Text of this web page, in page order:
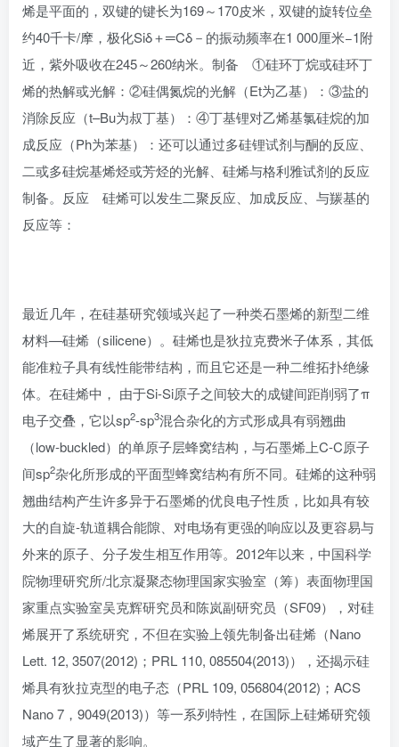
烯是平面的，双键的键长为169～170皮米 ，双键的旋转位垒
约40千卡/摩，极化Siδ＋═Cδ－的振动频率在1 000厘米−1附
近，紫外吸收在245～260纳米。制备 ①硅环丁烷或硅环丁
烯的热解或光解：②硅偶氮烷的光解（Et为乙基）：③盐的
消除反应 （t–Bu为叔丁基）：④丁基锂对乙烯基氯硅烷的加
成反应（Ph为苯基）：还可以通过多硅锂试剂与酮的反应、
二或多硅烷基烯烃或芳烃的光解、硅烯与格利雅试剂的反应
制备。反应 硅烯可以发生二聚反应、加成反应、与羰基的
反应等：
最近几年，在硅基研究领域兴起了一种类石墨烯的新型二维
材料—硅烯（silicene）。硅烯也是狄拉克费米子体系，其低
能准粒子具有线性能带结构，而且它还是一种二维拓扑绝缘
体。在硅烯中， 由于Si-Si原子之间较大的成键间距削弱了π
电子交叠，它以sp2-sp3混合杂化的方式形成具有弱翘曲
（low-buckled）的单原子层蜂窝结构，与石墨烯上C-C原子
间sp2杂化所形成的平面型蜂窝结构有所不同。硅烯的这种弱
翘曲结构产生许多异于石墨烯的优良电子性质，比如具有较
大的自旋-轨道耦合能隙、对电场有更强的响应以及更容易与
外来的原子、分子发生相互作用等。2012年以来，中国科学
院物理研究所/北京凝聚态物理国家实验室（筹）表面物理国
家重点实验室吴克辉研究员和陈岚副研究员（SF09），对硅
烯展开了系统研究，不但在实验上领先制备出硅烯（Nano
Lett. 12, 3507(2012)；PRL 110, 085504(2013)），还揭示硅
烯具有狄拉克型的电子态（PRL 109, 056804(2012)；ACS
Nano 7，9049(2013)）等一系列特性，在国际上硅烯研究领
域产生了显著的影响。